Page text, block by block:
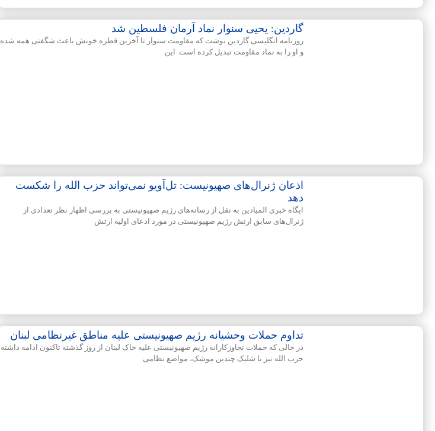
گاردین: یحیی سنوار نماد آرمان فلسطین شد
روزنامه انگلیسی گاردین نوشت که مقاومت سنوار تا آخرین قطره خونش باعث شگفتی همه شده
و او را به نماد مقاومت تبدیل کرده است. این
اذعان ژنرال‌های صهیونیست: تل‌آویو نمی‌تواند حزب الله را شکست
دهد
ایگاه خبری المیادین به نقل از رسانه‌های رژیم صهیونیستی به بررسی اظهار نظر تعدادی از
ژنرال‌های سابق ارتش رژیم صهیونیستی در مورد ادعای اولیه ارتش
تداوم حملات وحشیانه رژیم صهیونیستی علیه مناطق غیرنظامی لبنان
در حالی که حملات تجاوزکارانه رژیم صهیونیستی علیه خاک لبنان از روز گذشته تاکنون ادامه داشته
حزب الله نیز با شلیک چندین موشک، مواضع نظامی